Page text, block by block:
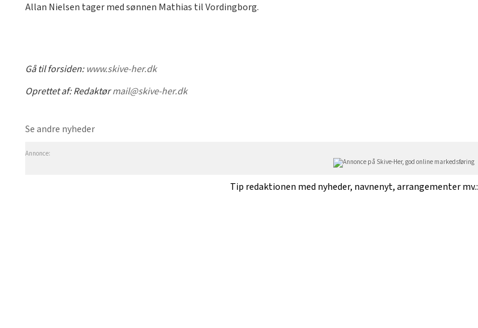
Allan Nielsen tager med sønnen Mathias til Vordingborg.
Gå til forsiden:www.skive-her.dk
Oprettet af:Redaktørmail@skive-her.dk
Se andre nyheder
Annonce:
Tip redaktionen med nyheder, navnenyt, arrangementer mv.: